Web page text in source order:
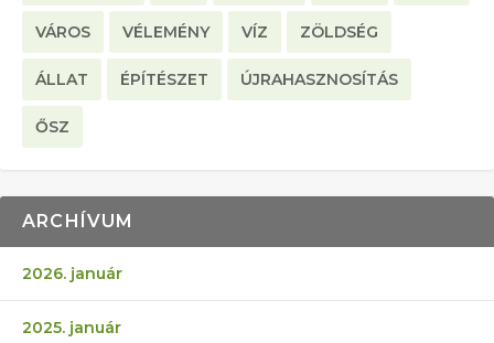
VÁROS VÉLEMÉNY VÍZ ZÖLDSÉG
ÁLLAT ÉPÍTÉSZET ÚJRAHASZNOSÍTÁS
ŐSZ
ARCHÍVUM
2026. január
2025. január